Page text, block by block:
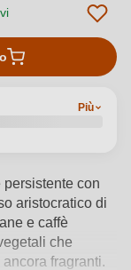
Più
con
aristocratico di
e caffè
che
fragranti.